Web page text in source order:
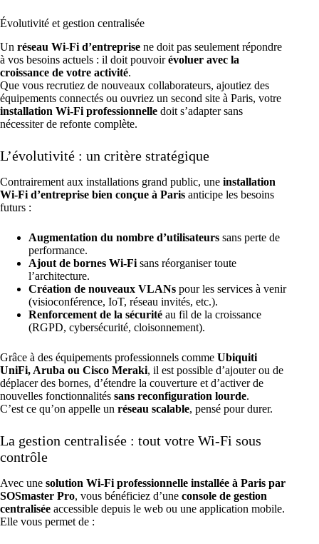
Évolutivité et gestion centralisée
Un réseau Wi-Fi d’entreprise ne doit pas seulement répondre
à vos besoins actuels : il doit pouvoirévoluer avec la
croissance de votre activité.
Que vous recrutiez de nouveaux collaborateurs, ajoutiez des
équipements connectés ou ouvriez un second site à Paris, votre
installation Wi-Fi professionnelle doit s’adapter sans
nécessiter de refonte complète.
L’évolutivité : un critère stratégique
Contrairement aux installations grand public, une installation
Wi-Fi d’entreprise bien conçue à Paris anticipe les besoins
futurs :
Augmentation du nombre d’utilisateurs sans perte de
performance.
Ajout de bornes Wi-Fi sans réorganiser toute
l’architecture.
Création de nouveaux VLANs pour les services à venir
(visioconférence, IoT, réseau invités, etc.).
Renforcement de la sécurité au fil de la croissance
(RGPD, cybersécurité, cloisonnement).
Grâce à des équipements professionnels comme Ubiquiti
UniFi, Aruba ou Cisco Meraki, il est possible d’ajouter ou de
déplacer des bornes, d’étendre la couverture et d’activer de
nouvelles fonctionnalités sans reconfiguration lourde.
C’est ce qu’on appelle un réseau scalable, pensé pour durer.
La gestion centralisée : tout votre Wi-Fi sous
contrôle
Avec une solution Wi-Fi professionnelle installée à Paris par
SOSmaster Pro, vous bénéficiez d’une console de gestion
centralisée accessible depuis le web ou une application mobile.
Elle vous permet de :